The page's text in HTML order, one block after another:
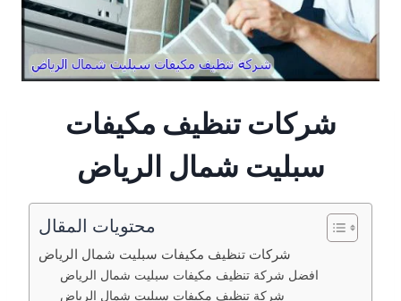
شركات تنظيف مكيفات
سبليت شمال الرياض
محتويات المقال
شركات تنظيف مكيفات سبليت شمال الرياض
افضل شركة تنظيف مكيفات سبليت شمال الرياض
شركة تنظيف مكيفات سبليت شمال الرياض